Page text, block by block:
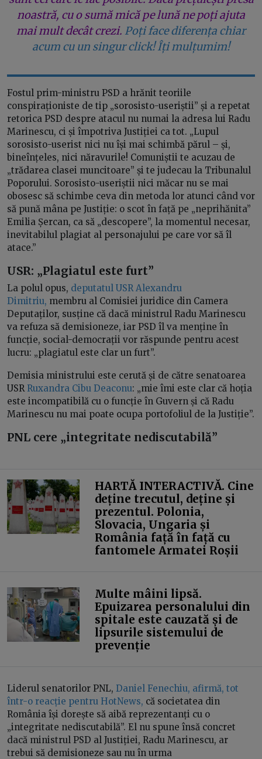
noastră, cu o sumă mică pe lună ne poți ajuta
mai mult decât crezi. Poți face diferența chiar
acum cu un singur click! Îți mulțumim!
Fostul prim-ministru PSD a hrănit teoriile
conspiraționiste de tip „sorosisto-useriștii” și a repetat
retorica PSD despre atacul nu numai la adresa lui Radu
Marinescu, ci și împotriva Justiției ca tot. „Lupul
sorosisto-userist nici nu își mai schimbă părul – și,
bineînțeles, nici năravurile! Comuniștii te acuzau de
„trădarea clasei muncitoare” și te judecau la Tribunalul
Poporului. Sorosisto-useriștii nici măcar nu se mai
obosesc să schimbe ceva din metoda lor atunci când vor
să pună mâna pe Justiție: o scot în față pe „neprihănita”
Emilia Șercan, ca să „descopere”, la momentul necesar,
inevitabilul plagiat al personajului pe care vor să îl
atace.”
USR: „Plagiatul este furt”
La polul opus, deputatul USR Alexandru
Dimitriu, membru al Comisiei juridice din Camera
Deputaților, susține că dacă ministrul Radu Marinescu
va refuza să demisioneze, iar PSD îl va menține în
funcție, social-democrații vor răspunde pentru acest
lucru: „plagiatul este clar un furt”.
Demisia ministrului este cerută și de către senatoarea
USR Ruxandra Cibu Deaconu: „mie îmi este clar că hoția
este incompatibilă cu o funcție în Guvern și că Radu
Marinescu nu mai poate ocupa portofoliul de la Justiție”.
PNL cere „integritate nediscutabilă”
HARTĂ INTERACTIVĂ. Cine
deține trecutul, deține și
prezentul. Polonia,
Slovacia, Ungaria și
România față în față cu
fantomele Armatei Roșii
Multe mâini lipsă.
Epuizarea personalului din
spitale este cauzată și de
lipsurile sistemului de
prevenție
Liderul senatorilor PNL, Daniel Fenechiu, afirmă, tot
într-o reacție pentru HotNews, că societatea din
România își dorește să aibă reprezentanți cu o
„integritate nediscutabilă”. El nu spune însă concret
dacă ministrul PSD al Justiției, Radu Marinescu, ar
trebui să demisioneze sau nu în urma